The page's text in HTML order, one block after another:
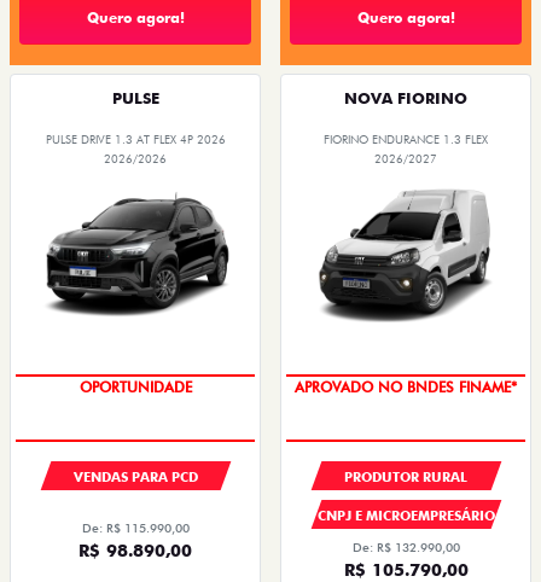
Quero agora! Quero agora!
PULSE
PULSE DRIVE 1.3 AT FLEX 4P 2026
2026/2026
OPORTUNIDADE
VENDAS PARA PCD
De: R$ 115.990,00
R$ 98.890,00
NOVA FIORINO
FIORINO ENDURANCE 1.3 FLEX
2026/2027
APROVADO NO BNDES FINAME*
PRODUTOR RURAL
CNPJ E MICROEMPRESÁRIO
De: R$ 132.990,00
R$ 105.790,00